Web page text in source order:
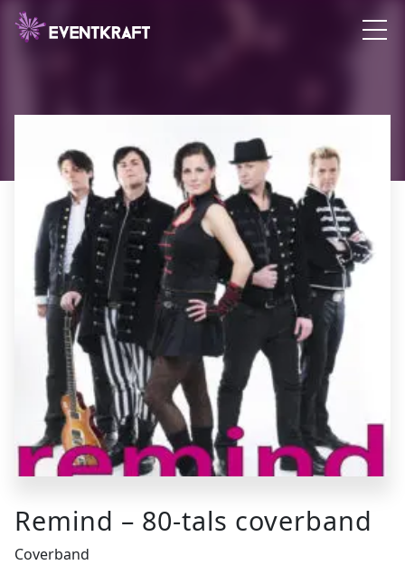
Remind – 80-tals coverband
Coverband